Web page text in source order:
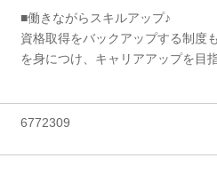
■働きながらスキルアップ♪
資格取得をバックアップする制度
を身につけ、キャリアアップを目
6772309